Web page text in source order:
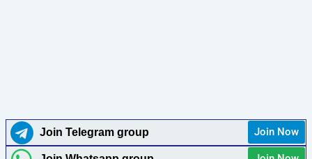
Join Telegram group Join Now